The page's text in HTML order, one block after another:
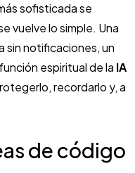
sofisticada se
vuelve lo simple. Una
sin notificaciones, un
espiritual de la IA
recordarlo y, a
de código